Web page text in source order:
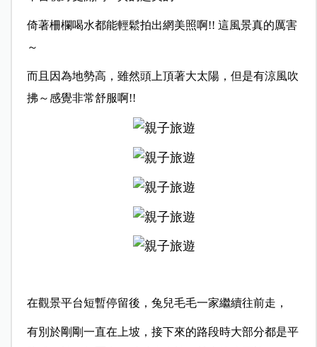
倚著柵欄喝水都能輕鬆拍出網美照啊!! 這風景真的厲害
～
而且因為地勢高，雖然頭上頂著大太陽，但是有涼風吹
拂～感覺非常舒服啊!!
在觀景平台短暫停留後，兔兒毛毛一家繼續往前走，
有別於剛剛一直在上坡，接下來的路段時大部分都是平